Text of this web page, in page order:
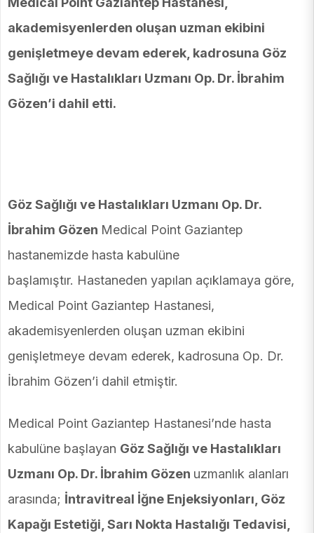
akademisyenlerden oluşan uzman ekibini
genişletmeye devam ederek, kadrosuna Göz
Sağlığı ve Hastalıkları Uzmanı Op. Dr. İbrahim
Gözen’i dahil etti.
Göz Sağlığı ve Hastalıkları Uzmanı Op. Dr.
İbrahim Gözen Medical Point Gaziantep
hastanemizde hasta kabulüne
başlamıştır. Hastaneden yapılan açıklamaya göre,
Medical Point Gaziantep Hastanesi,
akademisyenlerden oluşan uzman ekibini
genişletmeye devam ederek, kadrosuna Op. Dr.
İbrahim Gözen’i dahil etmiştir.
Medical Point Gaziantep Hastanesi’nde hasta
kabulüne başlayan Göz Sağlığı ve Hastalıkları
Uzmanı Op. Dr. İbrahim Gözen uzmanlık alanları
arasında; İntravitreal İğne Enjeksiyonları, Göz
Kapağı Estetiği, Sarı Nokta Hastalığı Tedavisi,